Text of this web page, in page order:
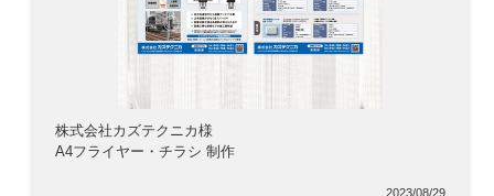
株式会社カズテクニカ様
A4フライヤー・チラシ 制作
2023/08/29